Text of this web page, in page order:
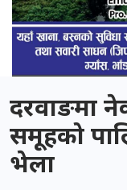
दरवाङमा
समूहको
भेला